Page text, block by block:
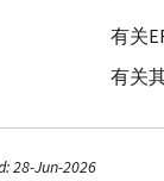
有关
有关
28-Jun-2026